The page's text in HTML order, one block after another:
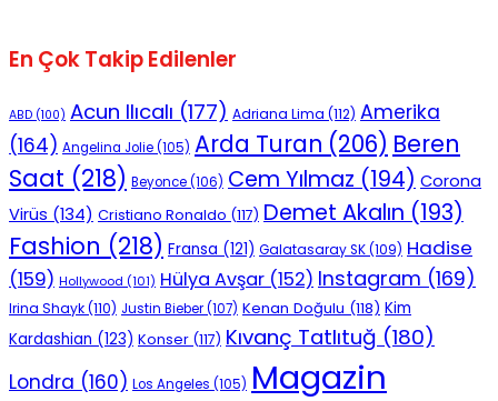
En Çok Takip Edilenler
ABD (100) Acun Ilıcalı (177) Adriana Lima (112) Amerika
(164) Angelina Jolie(105) Arda Turan (206) Beren
Saat (218) Beyonce(106) Cem Yılmaz (194) Corona
Virüs (134) Cristiano Ronaldo (117) Demet Akalın (193)
Fashion (218) Fransa (121) Galatasaray SK(109) Hadise
(159) Hollywood (101) Hülya Avşar (152) Instagram (169)
Irina Shayk(110) Justin Bieber(107) Kenan Doğulu (118) Kim
Kardashian (123) Konser (117) Kıvanç Tatlıtuğ (180)
Londra (160) Los Angeles (105) Magazin